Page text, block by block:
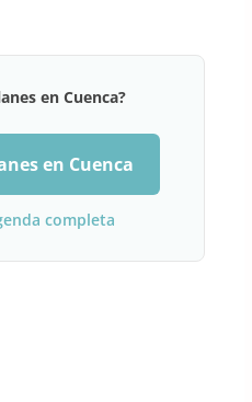
en Cuenca?
en Cuenca
completa